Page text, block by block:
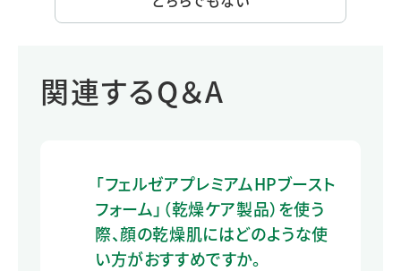
関連するQ＆A
「フェルゼアプレミアムHPブースト
フォーム」（乾燥ケア製品）を使う
際、顔の乾燥肌にはどのような使
い方がおすすめですか。